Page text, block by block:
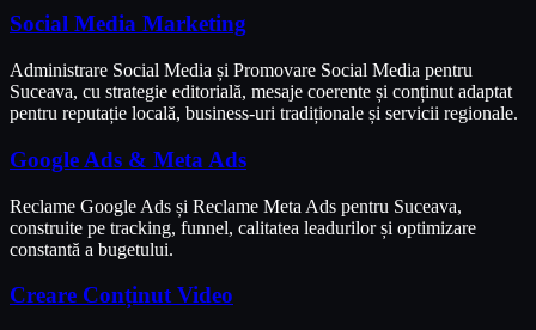
Social Media Marketing
Administrare Social Media și Promovare Social Media pentru
Suceava, cu strategie editorială, mesaje coerente și conținut adaptat
pentru reputație locală, business-uri tradiționale și servicii regionale.
Google Ads & Meta Ads
Reclame Google Ads și Reclame Meta Ads pentru Suceava,
construite pe tracking, funnel, calitatea leadurilor și optimizare
constantă a bugetului.
Creare Conținut Video